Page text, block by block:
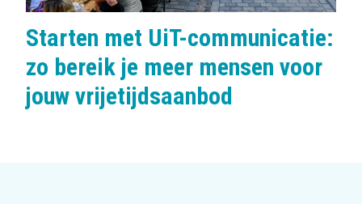
Starten met UiT-communicatie:
zo bereik je meer mensen voor
jouw vrijetijdsaanbod